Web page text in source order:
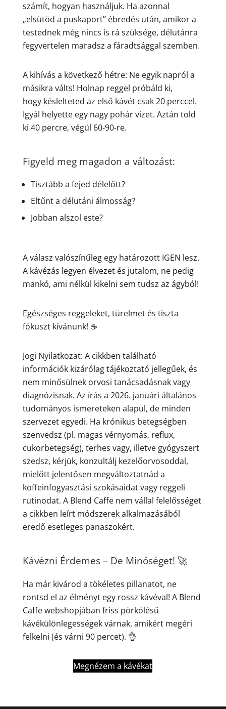
számít, hogyan használjuk. Ha azonnal
„elsütöd a puskaport” ébredés után, amikor a
testednek még nincs is rá szüksége, délutánra
fegyvertelen maradsz a fáradtsággal szemben.
A kihívás a következő hétre: Ne egyik napról a
másikra válts! Holnap reggel próbáld ki,
hogy késlelteted az első kávét csak 20 perccel.
Igyál helyette egy nagy pohár vizet. Aztán told
ki 40 percre, végül 60-90-re.
Figyeld meg magadon a változást:
Tisztább a fejed délelőtt?
Eltűnt a délutáni álmosság?
Jobban alszol este?
A válasz valószínűleg egy határozott IGEN lesz.
A kávézás legyen élvezet és jutalom, ne pedig
mankó, ami nélkül kikelni sem tudsz az ágyból!
Egészséges reggeleket, türelmet és tiszta
fókuszt kívánunk! ☕
Jogi Nyilatkozat: A cikkben található
információk kizárólag tájékoztató jellegűek, és
nem minősülnek orvosi tanácsadásnak vagy
diagnózisnak. Az írás a 2026. januári általános
tudományos ismereteken alapul, de minden
szervezet egyedi. Ha krónikus betegségben
szenvedsz (pl. magas vérnyomás, reflux,
cukorbetegség), terhes vagy, illetve gyógyszert
szedsz, kérjük, konzultálj kezelőorvosoddal,
mielőtt jelentősen megváltoztatnád a
koffeinfogyasztási szokásaidat vagy reggeli
rutinodat. A Blend Caffe nem vállal felelősséget
a cikkben leírt módszerek alkalmazásából
eredő esetleges panaszokért.
Kávézni Érdemes – De Minőséget! 🚀
Ha már kivárod a tökéletes pillanatot, ne
rontsd el az élményt egy rossz kávéval! A Blend
Caffe webshopjában friss pörkölésű
kávékülönlegességek várnak, amikért megéri
felkelni (és várni 90 percet). 👌
Megnézem a kávékat